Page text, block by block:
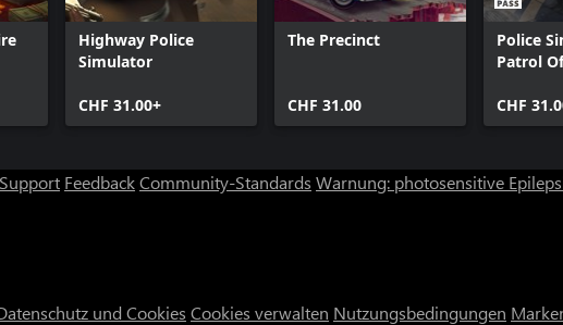
Highway Police
Simulator
CHF 31.00+
The Precinct
CHF 31.00
Police
Patrol
CHF
FeedbackCommunity-Standards Warnung: photosensitive
und Cookies Cookies verwalten Nutzungsbedingungen